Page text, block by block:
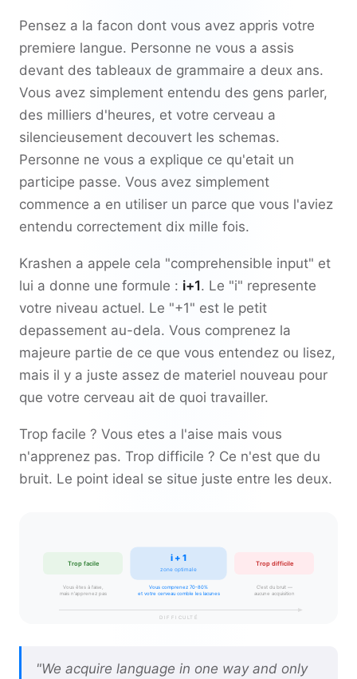
Pensez a la facon dont vous avez appris votre
premiere langue. Personne ne vous a assis
devant des tableaux de grammaire a deux ans.
Vous avez simplement entendu des gens parler,
des milliers d'heures, et votre cerveau a
silencieusement decouvert les schemas.
Personne ne vous a explique ce qu'etait un
participe passe. Vous avez simplement
commence a en utiliser un parce que vous l'aviez
entendu correctement dix mille fois.
Krashen a appele cela "comprehensible input" et
lui a donne une formule : i+1. Le "i" represente
votre niveau actuel. Le "+1" est le petit
depassement au-dela. Vous comprenez la
majeure partie de ce que vous entendez ou lisez,
mais il y a juste assez de materiel nouveau pour
que votre cerveau ait de quoi travailler.
Trop facile ? Vous etes a l'aise mais vous
n'apprenez pas. Trop difficile ? Ce n'est que du
bruit. Le point ideal se situe juste entre les deux.
Trop facile
i + 1
zone optimale
Trop difficile
Vous êtes à l'aise,
mais n'apprenez pas
Vous comprenez 70-80%
et votre cerveau comble les lacunes
C'est du bruit —
aucune acquisition
DIFFICULTÉ
"We acquire language in one way and only